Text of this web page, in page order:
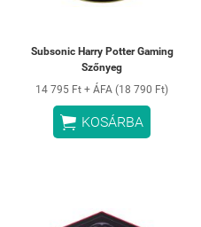
Subsonic Harry Potter Gaming
Szőnyeg
14 795 Ft + ÁFA (18 790 Ft)
 KOSÁRBA